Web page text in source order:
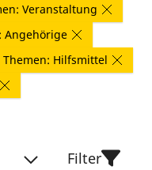
Veranstaltung
Angehörige
Themen: Hilfsmittel
Filter